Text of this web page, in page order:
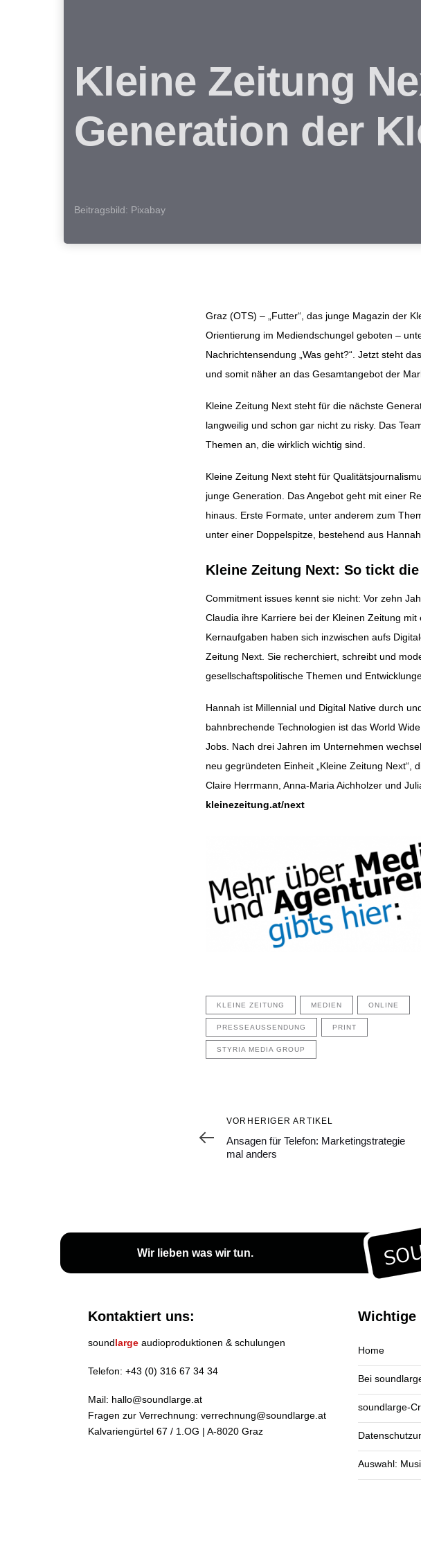
Kleine Zeitung
Generation der
Beitragsbild: Pixabay
Graz (OTS) – „Futter“, das junge Magazin der
Orientierung im Mediendschungel geboten –
Nachrichtensendung „Was geht?“. Jetzt steht
und somit näher an das Gesamtangebot der
Kleine Zeitung Next steht für die nächste
langweilig und schon gar nicht zu risky. Das
Themen an, die wirklich wichtig sind.
Kleine Zeitung Next steht für
junge Generation. Das Angebot geht mit einer
hinaus. Erste Formate, unter anderem zum
unter einer Doppelspitze, bestehend aus
Kleine Zeitung Next: So tickt
Commitment issues kennt sie nicht: Vor zehn
Claudia ihre Karriere bei der Kleinen Zeitung
Kernaufgaben haben sich inzwischen aufs
Zeitung Next. Sie recherchiert, schreibt und
gesellschaftspolitische Themen und
Hannah ist Millennial und Digital Native durch
bahnbrechende Technologien ist das World
Jobs. Nach drei Jahren im Unternehmen
neu gegründeten Einheit „Kleine Zeitung Next“,
Claire Herrmann, Anna-Maria Aichholzer und
kleinezeitung.at/next
KLEINE ZEITUNG MEDIEN ONLINE
PRESSEAUSSENDUNG PRINT
STYRIA MEDIA GROUP
Beitragsnavigation
Vorheriger
Artikel
VORHERIGER ARTIKEL
Ansagen für Telefon: Marketingstrategie
mal anders
Wir lieben was wir tun.
Kontaktiert uns:
soundlarge audioproduktionen & schulungen
Telefon: +43 (0) 316 67 34 34
Mail: hallo@soundlarge.at
Fragen zur Verrechnung: verrechnung@soundlarge.at
Kalvariengürtel 67 / 1.OG | A-8020 Graz
Wichtige
Home
Bei
soundlarge-
Auswahl: